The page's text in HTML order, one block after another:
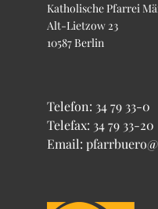
Katholische Pfarrei
Alt-Lietzow 23
10587 Berlin
Telefon: 34 79 33-0
Telefax: 34 79 33-20
Email: